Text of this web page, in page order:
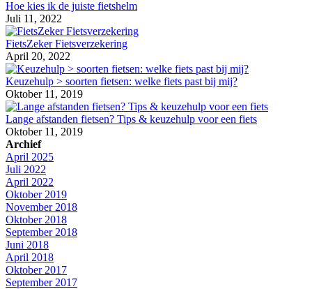
Hoe kies ik de juiste fietshelm
Juli 11, 2022
FietsZeker Fietsverzekering
April 20, 2022
Keuzehulp > soorten fietsen: welke fiets past bij mij?
Oktober 11, 2019
Lange afstanden fietsen? Tips & keuzehulp voor een fiets
Oktober 11, 2019
Archief
April 2025
Juli 2022
April 2022
Oktober 2019
November 2018
Oktober 2018
September 2018
Juni 2018
April 2018
Oktober 2017
September 2017